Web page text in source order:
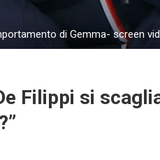
di Gemma- screen
Filippi si